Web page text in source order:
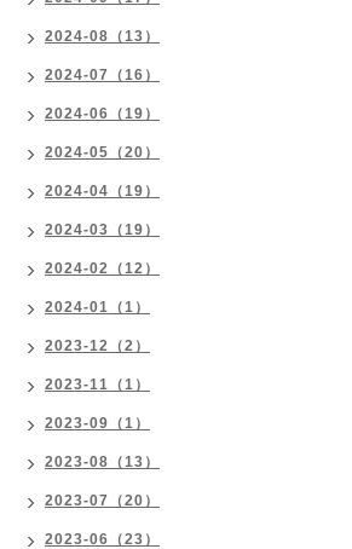
2024-08（13）
2024-07（16）
2024-06（19）
2024-05（20）
2024-04（19）
2024-03（19）
2024-02（12）
2024-01（1）
2023-12（2）
2023-11（1）
2023-09（1）
2023-08（13）
2023-07（20）
2023-06（23）